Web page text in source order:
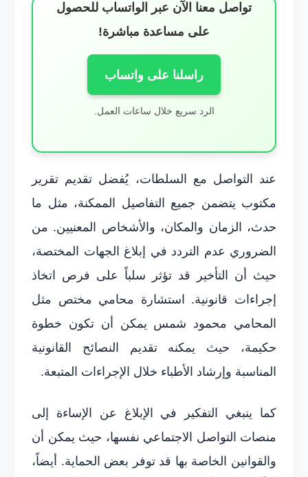
تواصل معنا الآن عبر الواتساب للحصول
على مساعدة مباشرة!
راسلنا على واتساب
الرد سريع خلال ساعات العمل.
عند التواصل مع السلطات، يُفضل تقديم تقرير
مكتوب يتضمن جميع التفاصيل الممكنة، مثل ما
حدث، الزمان والمكان، والأشخاص المعنيين. من
الضروري عدم التردد في إبلاغ الجهات المختصة،
حيث أن التأخير قد تؤثر سلباً على فرص اتخاذ
إجراءات قانونية. استشارة محامي مختص مثل
المحامي محمود شمس يمكن أن تكون خطوة
حكيمة، حيث يمكنه تقديم النصائح القانونية
المناسبة وإرشاد الأطباء خلال الإجراءات المتبعة.
كما ينبغي التفكير في الإبلاغ عن الإساءة إلى
منصات التواصل الاجتماعي نفسها، حيث يمكن أن
والقوانين الخاصة بها قد توفر بعض الحماية. أيضاً،